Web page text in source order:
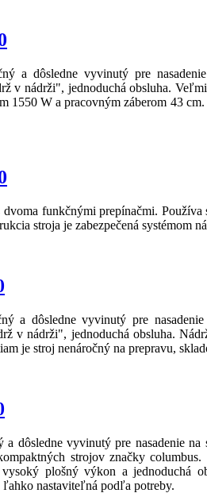
a dôsledne vyvinutý pre
v nádrži", jednoduchá obsluha.
W a pracovným záberom 43
funkčnými prepínačmi.
stroja je zabezpečená systémom
a dôsledne vyvinutý pre
v nádrži", jednoduchá obsluha.
je stroj nenáročný na prepravu,
dôsledne vyvinutý pre nasadenie
strojov značky
plošný výkon a jednoduchá
ľahko nastaviteľná podľa potreby.